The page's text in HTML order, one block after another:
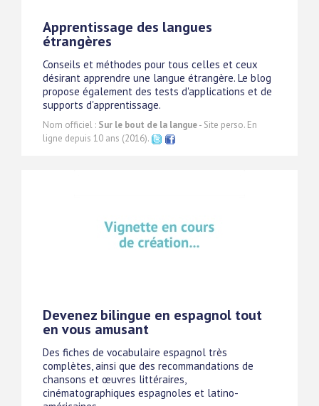
Apprentissage des langues
étrangères
Conseils et méthodes pour tous celles et ceux
désirant apprendre une langue étrangère. Le blog
propose également des tests d'applications et de
supports d'apprentissage.
Nom officiel : Sur le bout de la langue- Site perso. En
ligne depuis 10 ans (2016).
Devenez bilingue en espagnol tout
en vous amusant
Des fiches de vocabulaire espagnol très
complètes, ainsi que des recommandations de
chansons et œuvres littéraires,
cinématographiques espagnoles et latino-